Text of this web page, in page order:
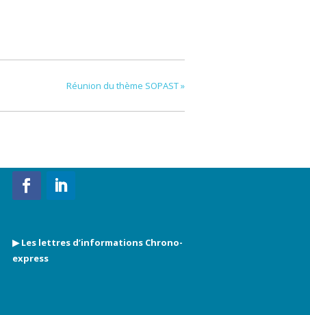
Réunion du thème SOPAST»
▶ Les lettres d’informations Chrono-
express